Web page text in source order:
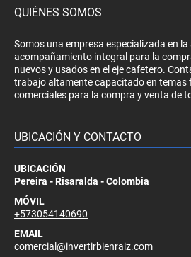
QUIÉNES SOMOS
Somos una empresa especializada en la
acompañamiento integral para la
nuevos y usados en el eje cafetero.
trabajo altamente capacitado en temas
comerciales para la compra y venta de
UBICACIÓN Y CONTACTO
UBICACIÓN
Pereira - Risaralda - Colombia
MÓVIL
+573054140690
EMAIL
comercial@invertirbienraiz.com